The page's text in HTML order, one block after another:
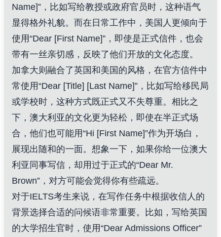
Name]”，比如写给教授或政府官员时，这种语气
显得格外礼貌。而在日常工作中，美国人更倾向于
使用“Dear [First Name]”，即使是正式信件，也会
带有一丝亲切感，反映了他们开放的文化态度。
加拿大则融合了英国和美国的风格，在官方信件中
常使用“Dear [Title] [Last Name]”，比如写给移民局
或学校时，这种方式既正式又不失尊重。相比之
下，澳大利亚的文化更为轻松，即使在半正式场
合，他们也可能用“Hi [First Name]”作为开场白，
展现出随和的一面。想象一下，如果你给一位澳大
利亚同事写信，却用过于正式的“Dear Mr.
Brown”，对方可能会觉得你有些疏远。
对于IELTS考生来说，在写作任务中根据收信人的
背景选择合适的问候语非常重要。比如，写给英国
的大学招生官时，使用“Dear Admissions Officer”